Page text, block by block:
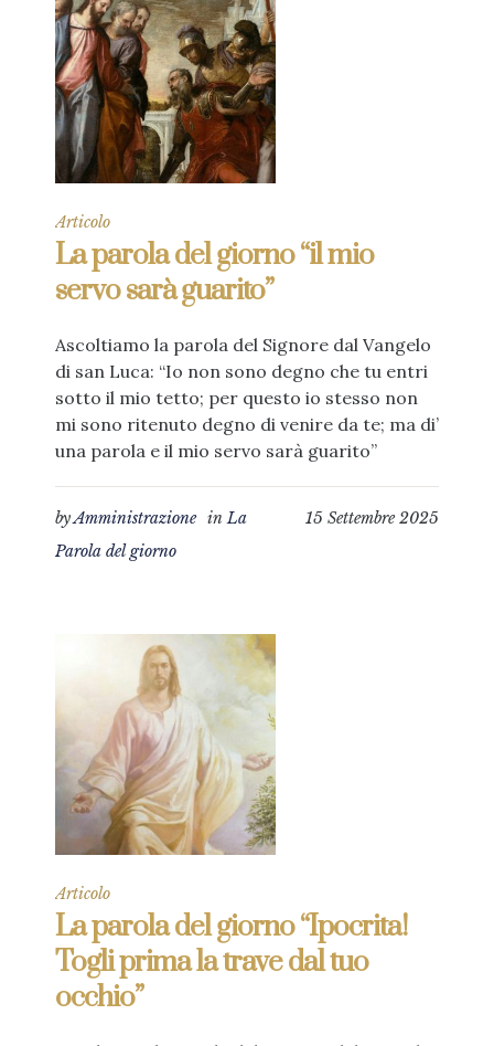
Articolo
La parola del giorno “il mio
servo sarà guarito”
Ascoltiamo la parola del Signore dal Vangelo
di san Luca: “Io non sono degno che tu entri
sotto il mio tetto; per questo io stesso non
mi sono ritenuto degno di venire da te; ma di’
una parola e il mio servo sarà guarito”
15 Settembre 2025
byAmministrazione inLa
Parola del giorno
Articolo
La parola del giorno “Ipocrita!
Togli prima la trave dal tuo
occhio”